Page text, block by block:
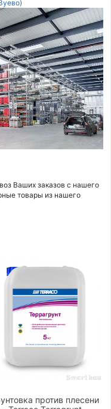
Ваших заказов с нашего
товары из нашего
против плесени